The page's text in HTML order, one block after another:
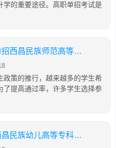
学的重要途径。高职单招考试是
西昌单招培训机构价格，单招西昌民族师范高等专科学校
策的推行，越来越多的学生希
提高通过率，许多学生选择参
西昌民族单招培训机构，西昌民族幼儿高等专科学院官网单招查分数